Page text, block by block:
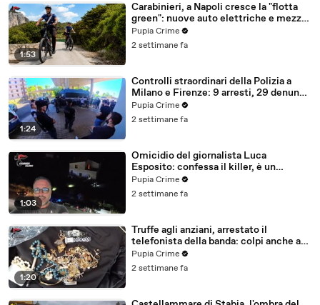
1:53
Carabinieri, a Napoli cresce la "flotta
green": nuove auto elettriche e mezzi
sostenibili anche sulle isole (25.07.26)
Pupia Crime
2 settimane fa
1:24
Controlli straordinari della Polizia a
Milano e Firenze: 9 arresti, 29 denunce
e oltre 7mila persone identificate
(25.07.26)
Pupia Crime
2 settimane fa
1:03
Omicidio del giornalista Luca
Esposito: confessa il killer, è un
26enne tunisino (25.07.26)
Pupia Crime
2 settimane fa
1:20
Truffe agli anziani, arrestato il
telefonista della banda: colpi anche ad
Aversa, oltre 300mila euro il bottino
stimato (24.07.26)
Pupia Crime
2 settimane fa